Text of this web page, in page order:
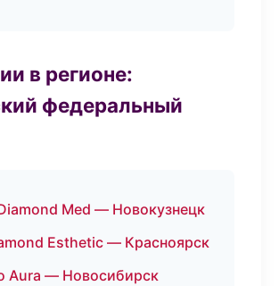
в регионе:
федеральный
Med — Новокузнецк
Esthetic — Красноярск
Aura — Новосибирск